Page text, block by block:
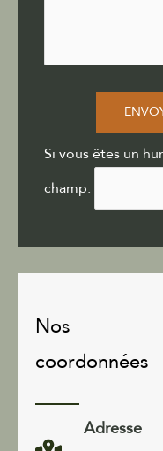
Si vous êtes un
champ.
Nos
coordonnées
Adresse